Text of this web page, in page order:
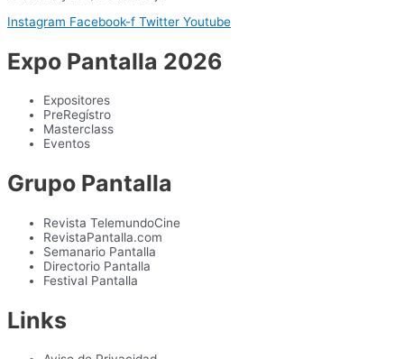
Instagram Facebook-f Twitter Youtube
Expo Pantalla 2026
Expositores
PreRegístro
Masterclass
Eventos
Grupo Pantalla
Revista TelemundoCine
RevistaPantalla.com
Semanario Pantalla
Directorio Pantalla
Festival Pantalla
Links